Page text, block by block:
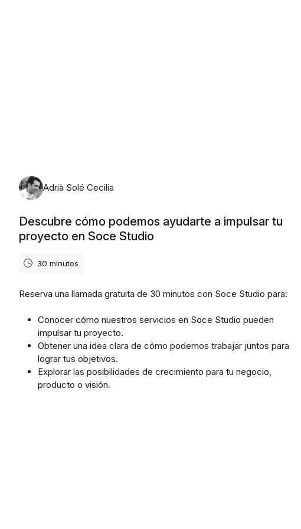
Adrià Solé Cecilia
Descubre cómo podemos ayudarte a impulsar tu
proyecto en Soce Studio
30 minutos
Reserva una llamada gratuita de 30 minutos con Soce Studio para:
Conocer cómo nuestros servicios en Soce Studio pueden
impulsar tu proyecto.
Obtener una idea clara de cómo podemos trabajar juntos para
lograr tus objetivos.
Explorar las posibilidades de crecimiento para tu negocio,
producto o visión.